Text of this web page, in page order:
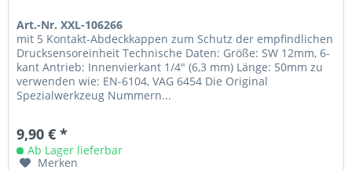
Art.-Nr. XXL-106266
mit 5 Kontakt-Abdeckkappen zum Schutz der empfindlichen
Drucksensoreinheit Technische Daten: Größe: SW 12mm, 6-
kant Antrieb: Innenvierkant 1/4" (6,3 mm) Länge: 50mm zu
verwenden wie: EN-6104, VAG 6454 Die Original
Spezialwerkzeug Nummern...
9,90 € *
Ab Lager lieferbar
Merken